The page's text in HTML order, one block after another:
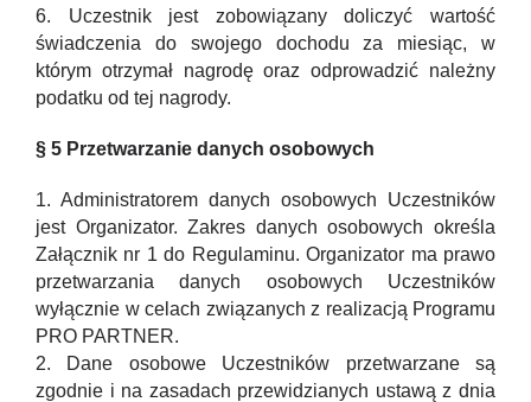
6. Uczestnik jest zobowiązany doliczyć wartość
świadczenia do swojego dochodu za miesiąc, w
którym otrzymał nagrodę oraz odprowadzić należny
podatku od tej nagrody.
§ 5 Przetwarzanie danych osobowych
1. Administratorem danych osobowych Uczestników
jest Organizator. Zakres danych osobowych określa
Załącznik nr 1 do Regulaminu. Organizator ma prawo
przetwarzania danych osobowych Uczestników
wyłącznie w celach związanych z realizacją Programu
PRO PARTNER.
2. Dane osobowe Uczestników przetwarzane są
zgodnie i na zasadach przewidzianych ustawą z dnia